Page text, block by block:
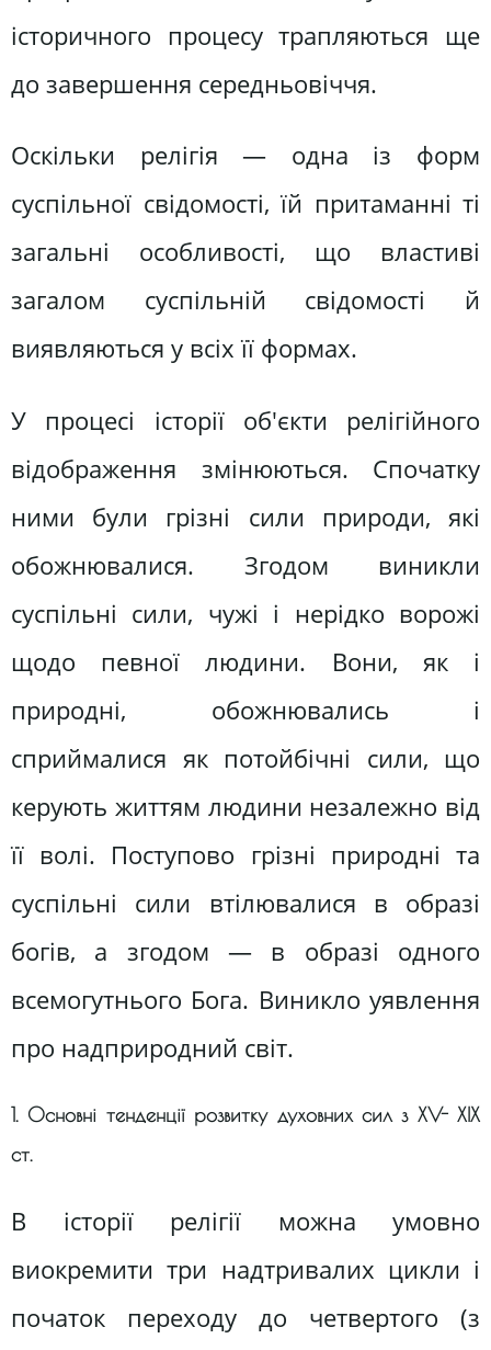
історичного процесу трапляються ще
до завершення середньовіччя.
Оскільки релігія — одна із форм
суспільної свідомості, їй притаманні ті
загальні особливості, що властиві
загалом суспільній свідомості й
виявляються у всіх її формах.
У процесі історії об'єкти релігійного
відображення змінюються. Спочатку
ними були грізні сили природи, які
обожнювалися. Згодом виникли
суспільні сили, чужі і нерідко ворожі
щодо певної людини. Вони, як і
природні, обожнювались і
сприймалися як потойбічні сили, що
керують життям людини незалежно від
її волі. Поступово грізні природні та
суспільні сили втілювалися в образі
богів, а згодом — в образі одного
всемогутнього Бога. Виникло уявлення
про надприродний світ.
1. Основні тенденції розвитку духовних сил з XV- XIX
ст.
В історії релігії можна умовно
виокремити три надтривалих цикли і
початок переходу до четвертого (з